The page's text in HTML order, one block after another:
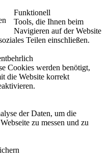
Funktionell
Tools, die Ihnen beim
Navigieren auf der Website
Teilen einschließen.
Cookies werden benötigt,
die Website korrekt
der Daten, um die
zu messen und zu